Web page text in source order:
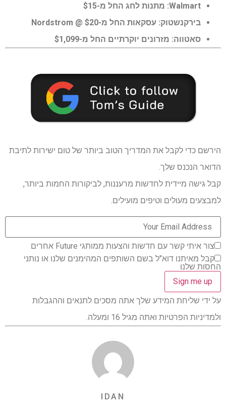
Walmart: מתנות לחג החל מ-$15
בירקנשטוק: עסקאות החל מ-$20 @ Nordstrom
סאטווה: מזרונים יוקרתיים החל מ-$1,099
הירשם כדי לקבל את המדריך הטוב ביותר של טום ישירות לתיבת
הדואר הנכנס שלך.
קבל גישה מיידית לחדשות מרעננות, לביקורות החמות ביותר,
למבצעים מעולים וטיפים מועילים.
צור איתי קשר עם חדשות והצעות ממותגי Future אחרים
קבל מאיתנו דוא"ל בשם השותפים המהימנים שלנו או נותני
החסות שלנו
על ידי שליחת המידע שלך אתה מסכים לתנאים וההגבלות
ולמדיניות הפרטיות ואתה מגיל 16 ומעלה.
IDAN